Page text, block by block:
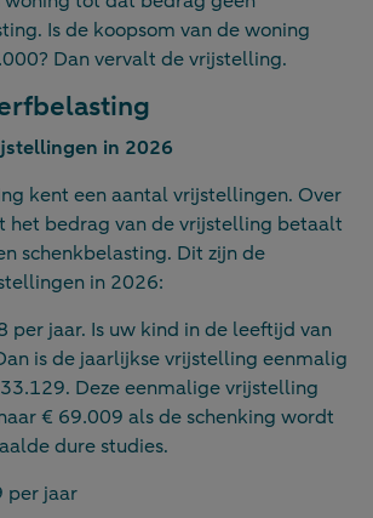
Is de koopsom van de woning
Dan vervalt de vrijstelling.
in 2026
kent een aantal vrijstellingen. Over
het bedrag van de vrijstelling betaalt
schenkbelasting. Dit zijn de
in 2026:
per jaar. Is uw kind in de leeftijd van
is de jaarlijkse vrijstelling eenmalig
Deze eenmalige vrijstelling
€ 69.009 als de schenking wordt
dure studies.
per jaar